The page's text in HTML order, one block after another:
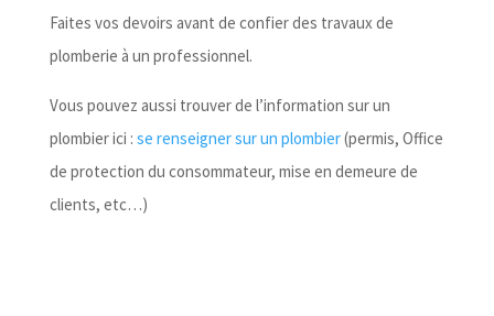
Faites vos devoirs avant de confier des travaux de
plomberie à un professionnel.
Vous pouvez aussi trouver de l’information sur un
plombier ici : se renseigner sur un plombier(permis, Office
de protection du consommateur, mise en demeure de
clients, etc…)